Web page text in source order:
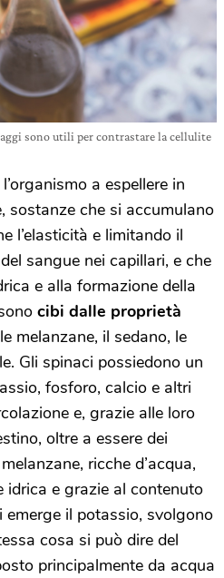
sono utili per contrastare la cellulite
a espellere in
sostanze che si accumulano
l’elasticità e limitando il
sangue nei capillari, e che
e alla formazione della
cibi dalle proprietà
melanzane, il sedano, le
Gli spinaci possiedono un
fosforo, calcio e altri
e, grazie alle loro
oltre a essere dei
ricche d’acqua,
e grazie al contenuto
il potassio, svolgono
cosa si può dire del
principalmente da acqua